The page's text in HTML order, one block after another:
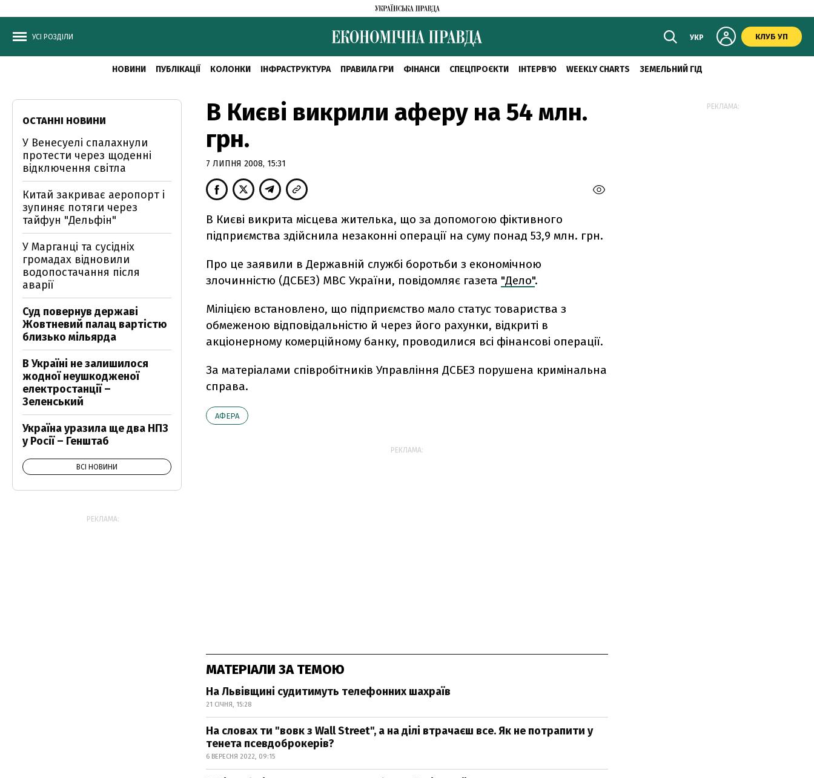
УСІ РОЗДІЛИ УКР КЛУБ УП
НОВИНИ ПУБЛІКАЦІЇ КОЛОНКИ ІНФРАСТРУКТУРА ПРАВИЛА ГРИ ФІНАНСИ СПЕЦПРОЄКТИ ІНТЕРВ'Ю WEEKLY CHARTS ЗЕМЕЛЬНИЙ ГІД
В Києві викрили аферу на 54 млн.
грн.
7 ЛИПНЯ 2008, 15:31
В Києві викрита місцева жителька, що за допомогою фіктивного
підприємства здійснила незаконні операції на суму понад 53,9 млн. грн.
Про це заявили в Державній службі боротьби з економічною
злочинністю (ДСБЕЗ) МВС України, повідомляє газета "Дело".
Міліцією встановлено, що підприємство мало статус товариства з
обмеженою відповідальністю й через його рахунки, відкриті в
акціонерному комерційному банку, проводилися всі фінансові операції.
За матеріалами співробітників Управління ДСБЕЗ порушена кримінальна
справа.
АФЕРА
РЕКЛАМА:
МАТЕРІАЛИ ЗА ТЕМОЮ
На Львівщині судитимуть телефонних шахраїв
21 СІЧНЯ, 15:28
На словах ти "вовк з Wall Street", а на ділі втрачаєш все. Як не потрапити у
тенета псевдоброкерів?
6 ВЕРЕСНЯ 2022, 09:15
ОСТАННІ НОВИНИ
У Венесуелі спалахнули
протести через щоденні
відключення світла
Китай закриває аеропорт і
зупиняє потяги через
тайфун "Дельфін"
У Марганці та сусідніх
громадах відновили
водопостачання після
аварії
Суд повернув державі
Жовтневий палац вартістю
близько мільярда
В Україні не залишилося
жодної неушкодженої
електростанції –
Зеленський
Україна уразила ще два НПЗ
у Росії – Генштаб
ВСІ НОВИНИ
РЕКЛАМА:
РЕКЛАМА: